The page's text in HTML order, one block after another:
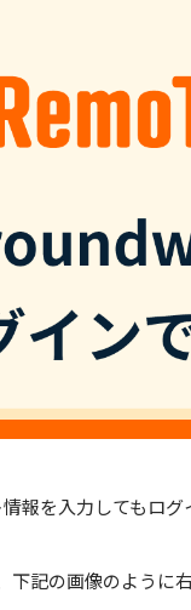
報を入力してもログ
記の画像のように